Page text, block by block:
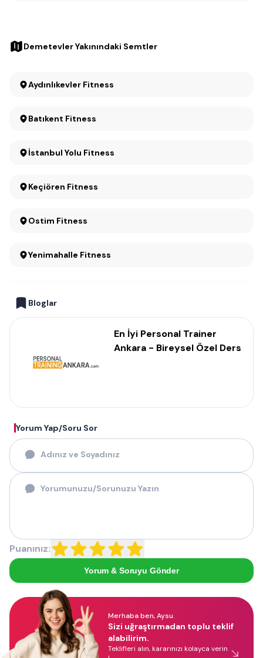
Demetevler Yakınındaki Semtler
Aydınlıkevler Fitness
Batıkent Fitness
İstanbul Yolu Fitness
Keçiören Fitness
Ostim Fitness
Yenimahalle Fitness
Bloglar
En İyi Personal Trainer
Ankara - Bireysel Özel Ders
Yorum Yap/Soru Sor
Puanınız:
Yorum & Soruyu Gönder
Merhaba ben, Aysu.
Sizi uğraştırmadan toplu teklif
alabilirim.
Teklifleri alın, kararınızı kolayca verin